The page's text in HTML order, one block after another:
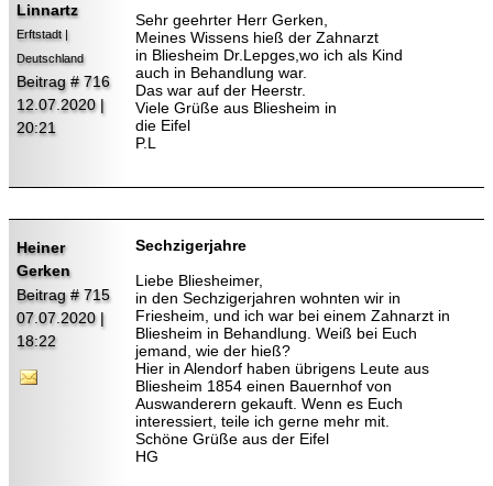
Linnartz
Erftstadt |
Deutschland
Beitrag # 716
12.07.2020 |
20:21
Sehr geehrter Herr Gerken,
Meines Wissens hieß der Zahnarzt
in Bliesheim Dr.Lepges,wo ich als Kind
auch in Behandlung war.
Das war auf der Heerstr.
Viele Grüße aus Bliesheim in
die Eifel
P.L
Heiner
Gerken
Beitrag # 715
07.07.2020 |
18:22
Sechzigerjahre
Liebe Bliesheimer,
in den Sechzigerjahren wohnten wir in
Friesheim, und ich war bei einem Zahnarzt in
Bliesheim in Behandlung. Weiß bei Euch
jemand, wie der hieß?
Hier in Alendorf haben übrigens Leute aus
Bliesheim 1854 einen Bauernhof von
Auswanderern gekauft. Wenn es Euch
interessiert, teile ich gerne mehr mit.
Schöne Grüße aus der Eifel
HG